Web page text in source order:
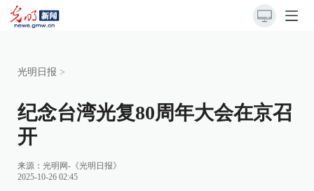
光明日报 >
纪念台湾光复80周年大会在京召
开
来源： 光明网-《光明日报》
2025-10-26 02:45